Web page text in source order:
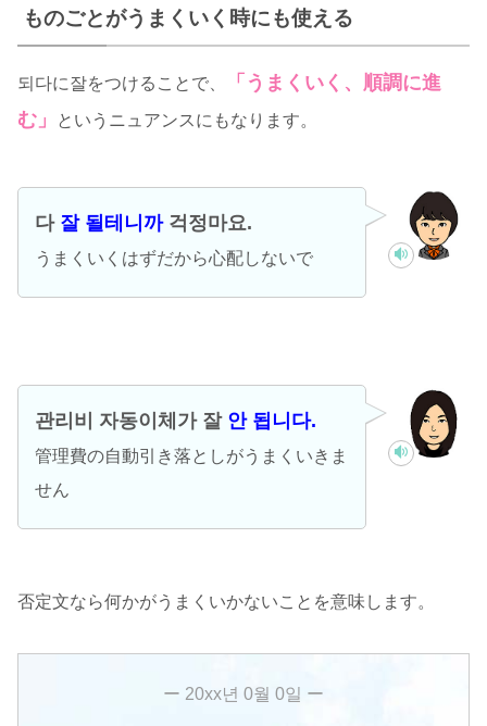
ものごとがうまくいく時にも使える
되다に잘をつけることで、
「うまくいく、順調に進
む」
というニュアンスにもなります。
다 잘 될테니까걱정마요.
うまくいくはずだから心配しないで
관리비 자동이체가 잘 안 됩니다.
管理費の自動引き落としがうまくいきま
せん
否定文なら何かがうまくいかないことを意味します。